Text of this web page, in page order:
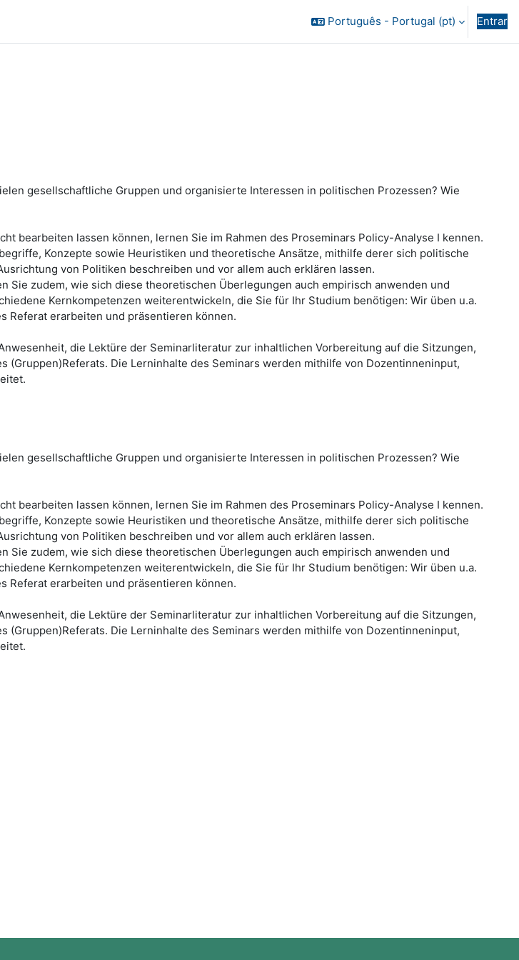
Português - Portugal ‎(pt)‎ Entrar
gesellschaftliche Gruppen und organisierte Interessen in politischen Prozessen? Wie
bearbeiten lassen können, lernen Sie im Rahmen des Proseminars Policy-Analyse I kennen.
Konzepte sowie Heuristiken und theoretische Ansätze, mithilfe derer sich politische
von Politiken beschreiben und vor allem auch erklären lassen.
zudem, wie sich diese theoretischen Überlegungen auch empirisch anwenden und
Kernkompetenzen weiterentwickeln, die Sie für Ihr Studium benötigen: Wir üben u.a.
Referat erarbeiten und präsentieren können.
die Lektüre der Seminarliteratur zur inhaltlichen Vorbereitung auf die Sitzungen,
Die Lerninhalte des Seminars werden mithilfe von Dozentinneninput,
gesellschaftliche Gruppen und organisierte Interessen in politischen Prozessen? Wie
bearbeiten lassen können, lernen Sie im Rahmen des Proseminars Policy-Analyse I kennen.
Konzepte sowie Heuristiken und theoretische Ansätze, mithilfe derer sich politische
von Politiken beschreiben und vor allem auch erklären lassen.
zudem, wie sich diese theoretischen Überlegungen auch empirisch anwenden und
Kernkompetenzen weiterentwickeln, die Sie für Ihr Studium benötigen: Wir üben u.a.
Referat erarbeiten und präsentieren können.
die Lektüre der Seminarliteratur zur inhaltlichen Vorbereitung auf die Sitzungen,
Die Lerninhalte des Seminars werden mithilfe von Dozentinneninput,